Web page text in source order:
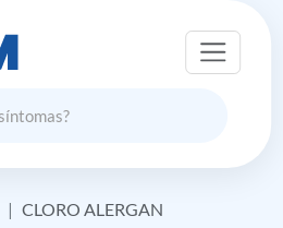
CLORO ALERGAN